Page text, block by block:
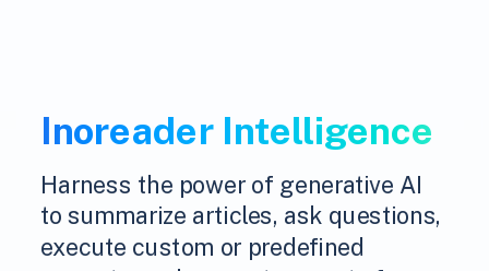
Inoreader Intelligence
Harness the power of generative AI
to summarize articles, ask questions,
execute custom or predefined